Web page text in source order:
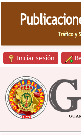
Iniciar sesión